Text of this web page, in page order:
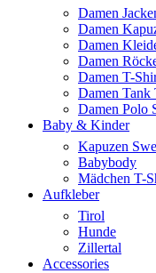
Damen
Damen
Damen
Damen
Damen T-
Damen Tank
Damen Polo
Baby & Kinder
Kapuzen
Babybody
Mädchen T-
Aufkleber
Tirol
Hunde
Zillertal
Accessories